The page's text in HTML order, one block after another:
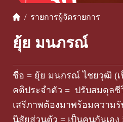
/รายการผู้จัดรายการ
ยุ้ย มนภรณ์
ชื่อ = ยุ้ย มนภรณ์ ไชยวุฒิ (เ
คติประจำตัว = ปรับสมดุลชี
เสรีภาพต้องมาพร้อมความ
นิสัยส่วนตัว = เป็นคนกันเอ